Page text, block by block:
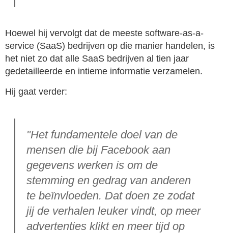
Hoewel hij vervolgt dat de meeste software-as-a-
service (SaaS) bedrijven op die manier handelen, is
het niet zo dat alle SaaS bedrijven al tien jaar
gedetailleerde en intieme informatie verzamelen.
Hij gaat verder:
"Het fundamentele doel van de
mensen die bij Facebook aan
gegevens werken is om de
stemming en gedrag van anderen
te beïnvloeden. Dat doen ze zodat
jij de verhalen leuker vindt, op meer
advertenties klikt en meer tijd op